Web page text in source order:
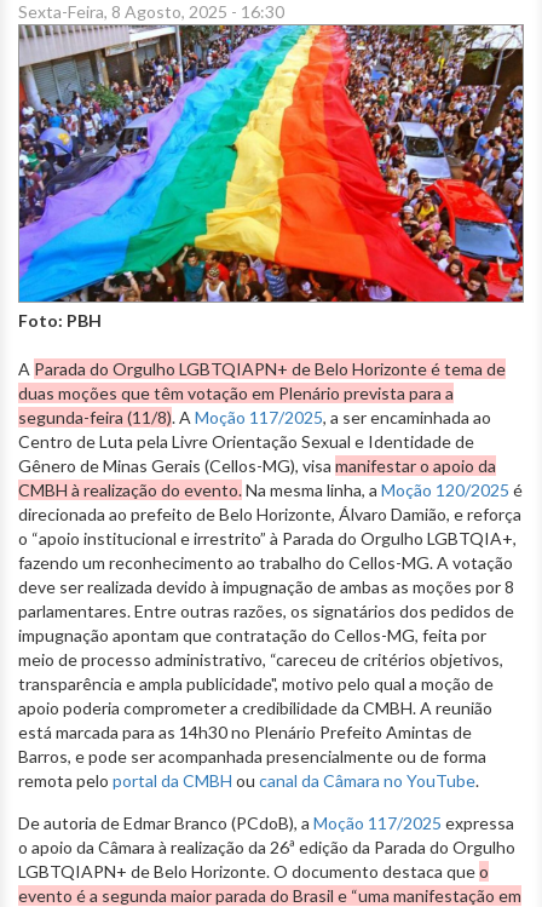
Sexta-Feira, 8 Agosto, 2025 - 16:30
Foto: PBH
A Parada do Orgulho LGBTQIAPN+ de Belo Horizonte é tema de
duas moções que têm votação em Plenário prevista para a
segunda-feira (11/8). A Moção 117/2025, a ser encaminhada ao
Centro de Luta pela Livre Orientação Sexual e Identidade de
Gênero de Minas Gerais (Cellos-MG), visa manifestar o apoio da
CMBH à realização do evento.Na mesma linha, a Moção 120/2025 é
direcionada ao prefeito de Belo Horizonte, Álvaro Damião, e reforça
o “apoio institucional e irrestrito” à Parada do Orgulho LGBTQIA+,
fazendo um reconhecimento ao trabalho do Cellos-MG. A votação
deve ser realizada devido à impugnação de ambas as moções por 8
parlamentares. Entre outras razões, os signatários dos pedidos de
impugnação apontam que contratação do Cellos-MG, feita por
meio de processo administrativo, “careceu de critérios objetivos,
transparência e ampla publicidade", motivo pelo qual a moção de
apoio poderia comprometer a credibilidade da CMBH. A reunião
está marcada para as 14h30 no Plenário Prefeito Amintas de
Barros, e pode ser acompanhada presencialmente ou de forma
remota pelo portal da CMBH ou canal da Câmara no YouTube.
De autoria de Edmar Branco (PCdoB), a Moção 117/2025 expressa
o apoio da Câmara à realização da 26ª edição da Parada do Orgulho
LGBTQIAPN+ de Belo Horizonte. O documento destaca queo
evento é a segunda maior parada do Brasil e “uma manifestação em